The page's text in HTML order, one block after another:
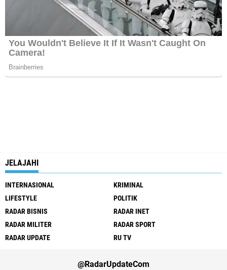
JELAJAHI
INTERNASIONAL
KRIMINAL
LIFESTYLE
POLITIK
RADAR BISNIS
RADAR INET
RADAR MILITER
RADAR SPORT
RADAR UPDATE
RU TV
@RadarUpdateCom